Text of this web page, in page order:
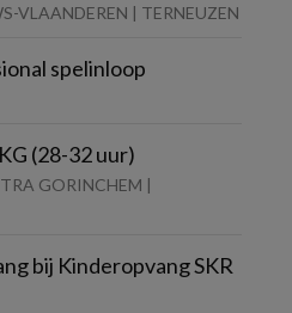
VLAANDEREN | TERNEUZEN
spelinloop
(28-32 uur)
GORINCHEM |
bij Kinderopvang SKR